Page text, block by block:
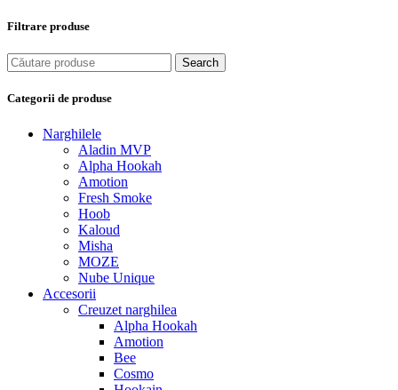
Filtrare produse
Search
Categorii de produse
Narghilele
Aladin MVP
Alpha Hookah
Amotion
Fresh Smoke
Hoob
Kaloud
Misha
MOZE
Nube Unique
Accesorii
Creuzet narghilea
Alpha Hookah
Amotion
Bee
Cosmo